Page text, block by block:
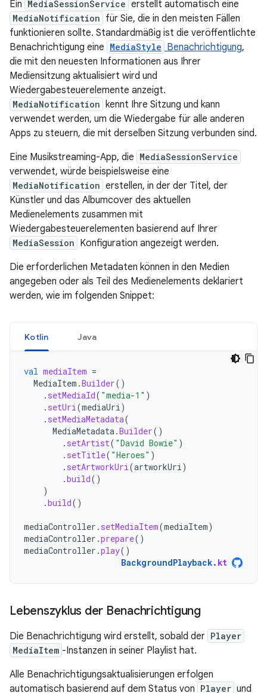
Ein MediaSessionService erstellt automatisch eine
MediaNotification für Sie, die in den meisten Fällen
funktionieren sollte. Standardmäßig ist die veröffentlichte
Benachrichtigung eine MediaStyle Benachrichtigung,
die mit den neuesten Informationen aus Ihrer
Mediensitzung aktualisiert wird und
Wiedergabesteuerelemente anzeigt.
MediaNotification kennt Ihre Sitzung und kann
verwendet werden, um die Wiedergabe für alle anderen
Apps zu steuern, die mit derselben Sitzung verbunden sind.
Eine Musikstreaming-App, die MediaSessionService
verwendet, würde beispielsweise eine
MediaNotification erstellen, in der der Titel, der
Künstler und das Albumcover des aktuellen
Medienelements zusammen mit
Wiedergabesteuerelementen basierend auf Ihrer
MediaSession Konfiguration angezeigt werden.
Die erforderlichen Metadaten können in den Medien
angegeben oder als Teil des Medienelements deklariert
werden, wie im folgenden Snippet:
Kotlin Java
val mediaItem =
MediaItem .Builder()
. setMediaId( "media-1" )
. setUri(mediaUri)
. setMediaMetadata(
MediaMetadata.Builder()
. setArtist( "David Bowie" )
. setTitle( "Heroes" )
. setArtworkUri(artworkUri)
.build()
)
.build()
mediaController . setMediaItem(mediaItem)
mediaController .prepare()
mediaController .play()
BackgroundPlayback. kt
Lebenszyklus der Benachrichtigung
Die Benachrichtigung wird erstellt, sobald der Player
MediaItem -Instanzen in seiner Playlist hat.
Alle Benachrichtigungsaktualisierungen erfolgen
automatisch basierend auf dem Status von Player und